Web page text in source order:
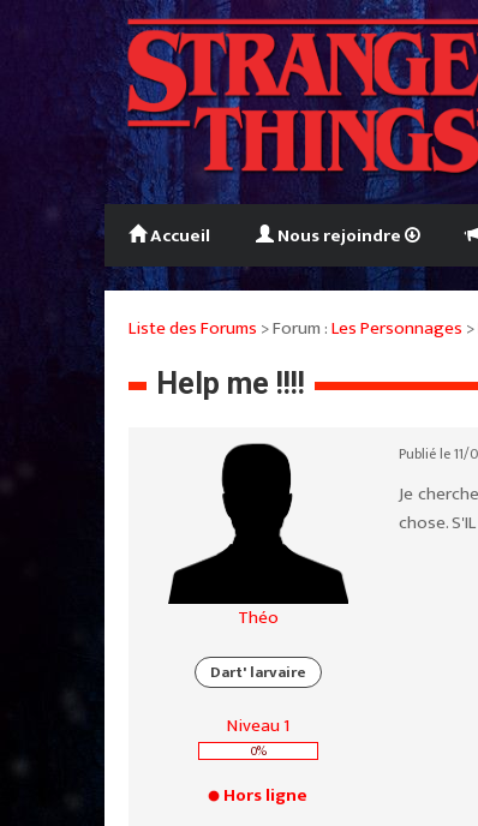
Accueil Nous rejoindre
Liste des Forums > Forum :Les Personnages >
Help me !!!!
Théo
Dart' larvaire
Niveau 1
0%
Hors ligne
Publié le
Je
chose.